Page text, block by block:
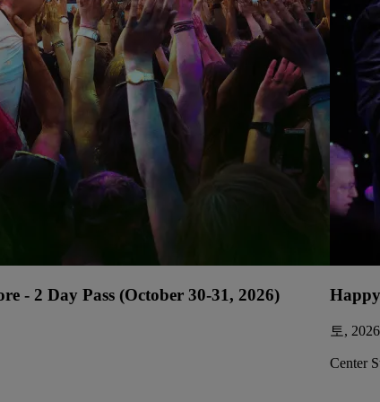
- 2 Day Pass (October 30-31, 2026)
토,
Center